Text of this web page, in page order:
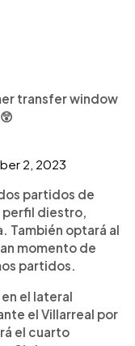
transfer window
2, 2023
partidos de
perfil diestro,
También optará al
momento de
partidos.
el lateral
el Villarreal por
el cuarto